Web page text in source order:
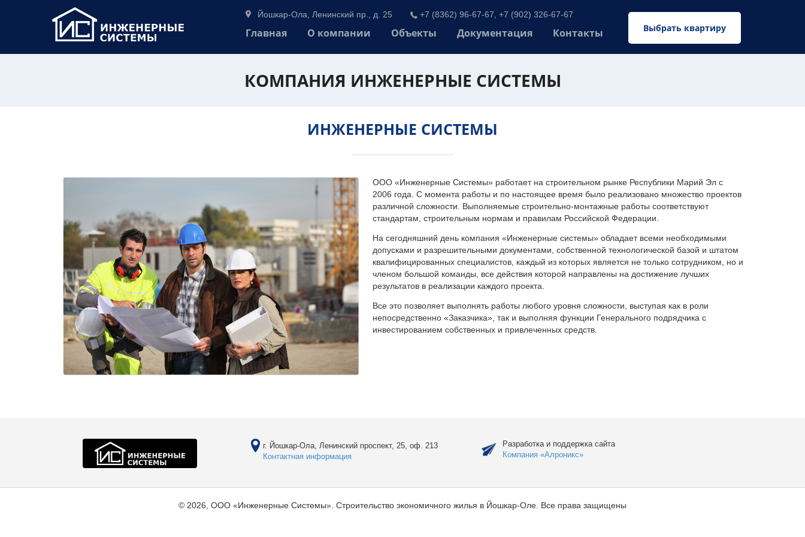
Выбрать квартиру
Йошкар-Ола, Ленинский пр., д. 25 +7 (8362) 96-67-67, +7 (902) 326-67-67
Главная О компании Объекты Документация Контакты
КОМПАНИЯ ИНЖЕНЕРНЫЕ СИСТЕМЫ
ИНЖЕНЕРНЫЕ СИСТЕМЫ
ООО «Инженерные Системы» работает на строительном рынке Республики Марий Эл с
2006 года. С момента работы и по настоящее время было реализовано множество проектов
различной сложности. Выполняемые строительно-монтажные работы соответствуют
стандартам, строительным нормам и правилам Российской Федерации.
На сегодняшний день компания «Инженерные системы» обладает всеми необходимыми
допусками и разрешительными документами, собственной технологической базой и штатом
квалифицированных специалистов, каждый из которых является не только сотрудником, но и
членом большой команды, все действия которой направлены на достижение лучших
результатов в реализации каждого проекта.
Все это позволяет выполнять работы любого уровня сложности, выступая как в роли
непосредственно «Заказчика», так и выполняя функции Генерального подрядчика с
инвестированием собственных и привлеченных средств.
г. Йошкар-Ола, Ленинский проспект, 25, оф. 213
Контактная информация
Разработка и поддержка сайта
Компания «Алроникс»
© 2026, ООО «Инженерные Системы». Строительство экономичного жилья в Йошкар-Оле. Все права защищены